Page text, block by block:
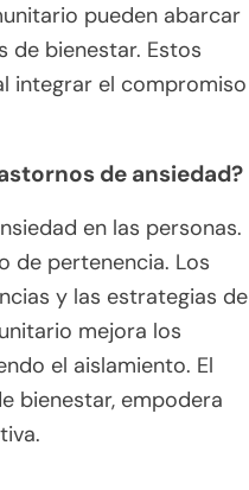
pueden abarcar
de bienestar. Estos
integrar el compromiso
de ansiedad?
en las personas.
de pertenencia. Los
y las estrategias de
mejora los
el aislamiento. El
bienestar, empodera